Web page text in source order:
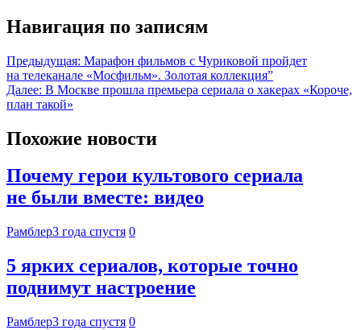
Навигация по записям
Предыдущая: Марафон фильмов с Чуриковой пройдет
на телеканале «Мосфильм». Золотая коллекция”
Далее: В Москве прошла премьера сериала о хакерах «Короче,
план такой»
Похожие новости
Почему герои культового сериала
не были вместе: видео
Рамблер3 года спустя 0
5 ярких сериалов, которые точно
поднимут настроение
Рамблер3 года спустя 0